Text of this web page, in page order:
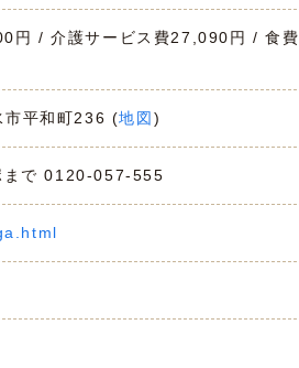
/ 介護サービス費27,090円 / 食費
市平和町236 (地図 )
まで 0120-057-555